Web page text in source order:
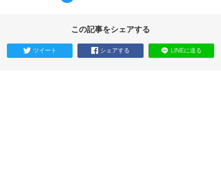
この記事をシェアする
ツイート シェアする LINEに送る